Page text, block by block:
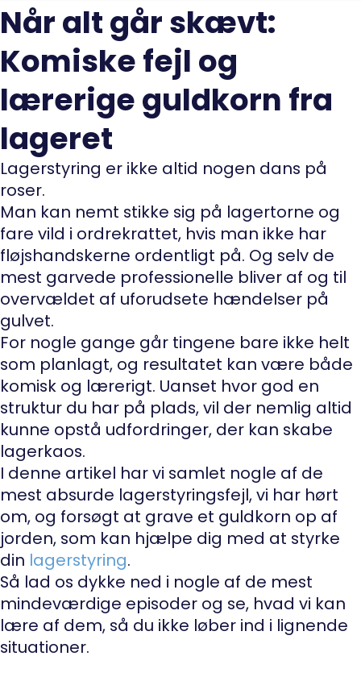
Når alt går skævt:
Komiske fejl og
lærerige guldkorn fra
lageret
Lagerstyring er ikke altid nogen dans på
roser.
Man kan nemt stikke sig på lagertorne og
fare vild i ordrekrattet, hvis man ikke har
fløjshandskerne ordentligt på. Og selv de
mest garvede professionelle bliver af og til
overvældet af uforudsete hændelser på
gulvet.
For nogle gange går tingene bare ikke helt
som planlagt, og resultatet kan være både
komisk og lærerigt. Uanset hvor god en
struktur du har på plads, vil der nemlig altid
kunne opstå udfordringer, der kan skabe
lagerkaos.
I denne artikel har vi samlet nogle af de
mest absurde lagerstyringsfejl, vi har hørt
om, og forsøgt at grave et guldkorn op af
jorden, som kan hjælpe dig med at styrke
din lagerstyring.
Så lad os dykke ned i nogle af de mest
mindeværdige episoder og se, hvad vi kan
lære af dem, så du ikke løber ind i lignende
situationer.